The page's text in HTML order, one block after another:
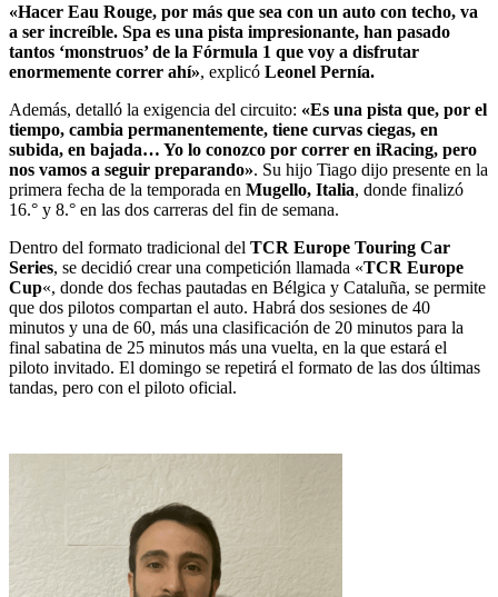
«Hacer Eau Rouge, por más que sea con un auto con techo, va
a ser increíble. Spa es una pista impresionante, han pasado
tantos ‘monstruos’ de la Fórmula 1 que voy a disfrutar
enormemente correr ahí», explicó Leonel Pernía.
Además, detalló la exigencia del circuito: «Es una pista que, por el
tiempo, cambia permanentemente, tiene curvas ciegas, en
subida, en bajada… Yo lo conozco por correr en iRacing, pero
nos vamos a seguir preparando». Su hijo Tiago dijo presente en la
primera fecha de la temporada en Mugello, Italia, donde finalizó
16.° y 8.° en las dos carreras del fin de semana.
Dentro del formato tradicional del TCR Europe Touring Car
Series, se decidió crear una competición llamada «TCR Europe
Cup«, donde dos fechas pautadas en Bélgica y Cataluña, se permite
que dos pilotos compartan el auto. Habrá dos sesiones de 40
minutos y una de 60, más una clasificación de 20 minutos para la
final sabatina de 25 minutos más una vuelta, en la que estará el
piloto invitado. El domingo se repetirá el formato de las dos últimas
tandas, pero con el piloto oficial.